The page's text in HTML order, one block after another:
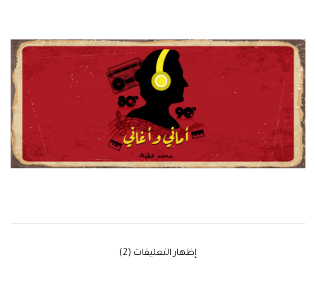
‫إظهار التعليقات (2)